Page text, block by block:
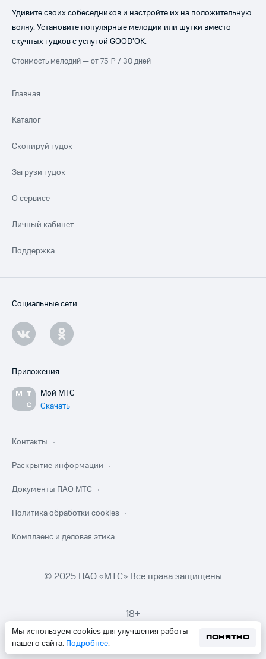
Мы используем cookies для улучшения работы
нашего сайта. Подробнее.
ПОНЯТНО
Удивите своих собеседников и настройте их на положительную
волну. Установите популярные мелодии или шутки вместо
скучных гудков с услугой GOOD’OK.
Стоимость мелодий — от 75 ₽ / 30 дней
Главная
Каталог
Скопируй гудок
Загрузи гудок
О сервисе
Личный кабинет
Поддержка
Социальные сети
Приложения
Мой МТС
Скачать
Контакты
Раскрытие информации
Документы ПАО МТС
Политика обработки cookies
Комплаенс и деловая этика
© 2025 ПАО «МТС» Все права защищены
18+